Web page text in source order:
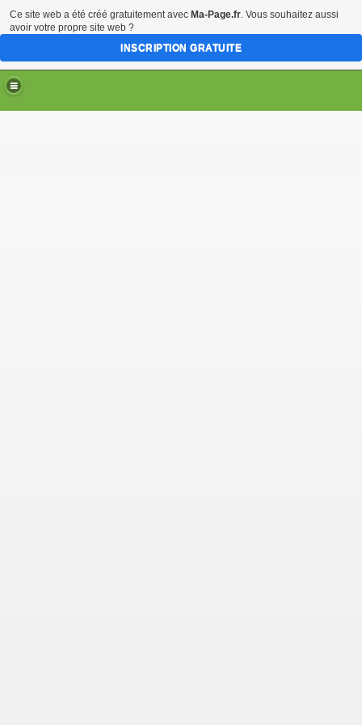
Ce site web a été créé gratuitement avec Ma-Page.fr. Vous souhaitez aussi
avoir votre propre site web ?
INSCRIPTION GRATUITE